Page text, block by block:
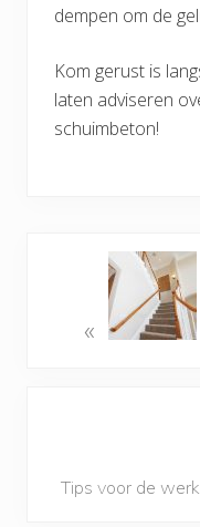
dempen om de
Kom gerust is
laten adviseren
schuimbeton!
«
Tips voor de